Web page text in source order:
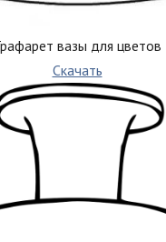
вазы для цветов
Скачать